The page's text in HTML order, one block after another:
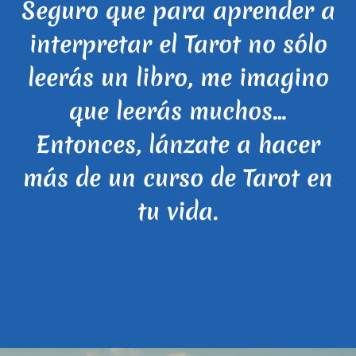
Saltar
contenido
Seguro que para aprender a
interpretar el Tarot no sólo
leerás un libro, me imagino
que leerás muchos…
Entonces, lánzate a hacer
más de un curso de Tarot en
tu vida.